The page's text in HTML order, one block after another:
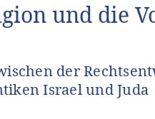
und die
der
Israel und Juda